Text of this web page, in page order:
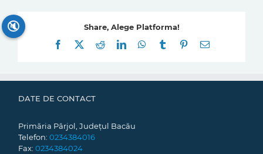
Share, Alege Platforma!
Facebook
RedditLinkedInWhatsApp
Tumblr Pinterest
E-
DATE DE CONTACT
Primăria Pârjol, Județul Bacău
Telefon: 0234384016
Fax: 0234384024
🔇